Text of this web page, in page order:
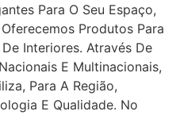
Para O Seu Espaço,
Produtos Para
Interiores. Através De
E Multinacionais,
Para A Região,
E Qualidade. No